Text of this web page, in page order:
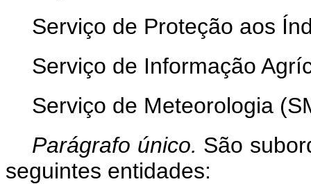
Serviço de Proteção aos
Serviço de Informação
Serviço de Meteorologia
Parágrafo único. São
seguintes entidades: